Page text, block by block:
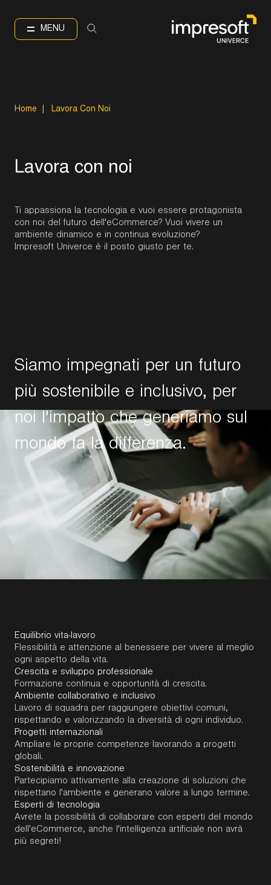
MENU
Language
IT
Home Lavora Con Noi
Lavora con noi
Ti appassiona la tecnologia e vuoi essere protagonista
con noi del futuro dell'eCommerce? Vuoi vivere un
ambiente dinamico e in continua evoluzione?
Impresoft Univerce è il posto giusto per te.
Siamo impegnati per un futuro
più sostenibile e inclusivo, per
noi l'impatto che generiamo sul
mondo fa la differenza.
Equilibrio vita-lavoro
Flessibilità e attenzione al benessere per vivere al meglio
ogni aspetto della vita.
Crescita e sviluppo professionale
Formazione continua e opportunità di crescita.
Ambiente collaborativo e inclusivo
Lavoro di squadra per raggiungere obiettivi comuni,
rispettando e valorizzando la diversità di ogni individuo.
Progetti internazionali
Ampliare le proprie competenze lavorando a progetti
globali.
Sostenibilità e innovazione
Partecipiamo attivamente alla creazione di soluzioni che
rispettano l'ambiente e generano valore a lungo termine.
Esperti di tecnologia
Avrete la possibilità di collaborare con esperti del mondo
dell'eCommerce, anche l'intelligenza artificiale non avrà
più segreti!